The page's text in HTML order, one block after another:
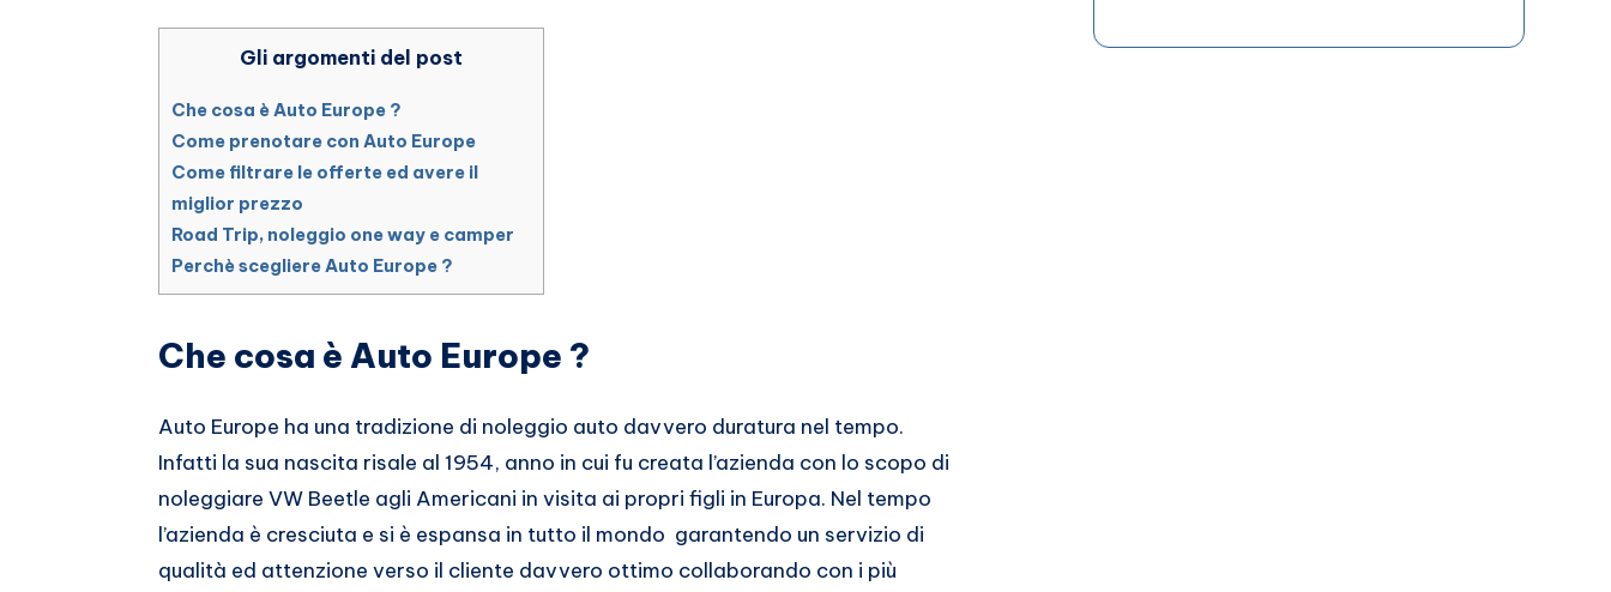
Gli argomenti del post
Che cosa è Auto Europe ?
Come prenotare con Auto Europe
Come filtrare le offerte ed avere il
miglior prezzo
Road Trip, noleggio one way e camper
Perchè scegliere Auto Europe ?
Che cosa è Auto Europe ?
Auto Europe ha una tradizione di noleggio auto davvero duratura nel tempo.
Infatti la sua nascita risale al 1954, anno in cui fu creata l’azienda con lo scopo di
noleggiare VW Beetle agli Americani in visita ai propri figli in Europa. Nel tempo
l’azienda è cresciuta e si è espansa in tutto il mondo garantendo un servizio di
qualità ed attenzione verso il cliente davvero ottimo collaborando con i più